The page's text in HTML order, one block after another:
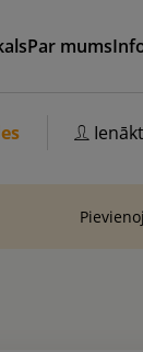
Par mums
Ienākt